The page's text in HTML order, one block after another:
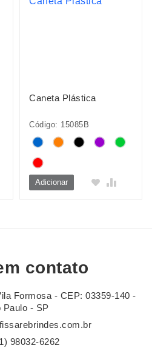
Caneta Plástica
Código: 15085B
Adicionar
contato
Formosa - CEP: 03359-140 -
Paulo - SP
98032-6262